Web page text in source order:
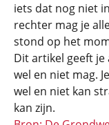
iets dat nog niet
rechter mag je
stond op het
Dit artikel geeft
wel en niet mag.
wel en niet kan
kan zijn.